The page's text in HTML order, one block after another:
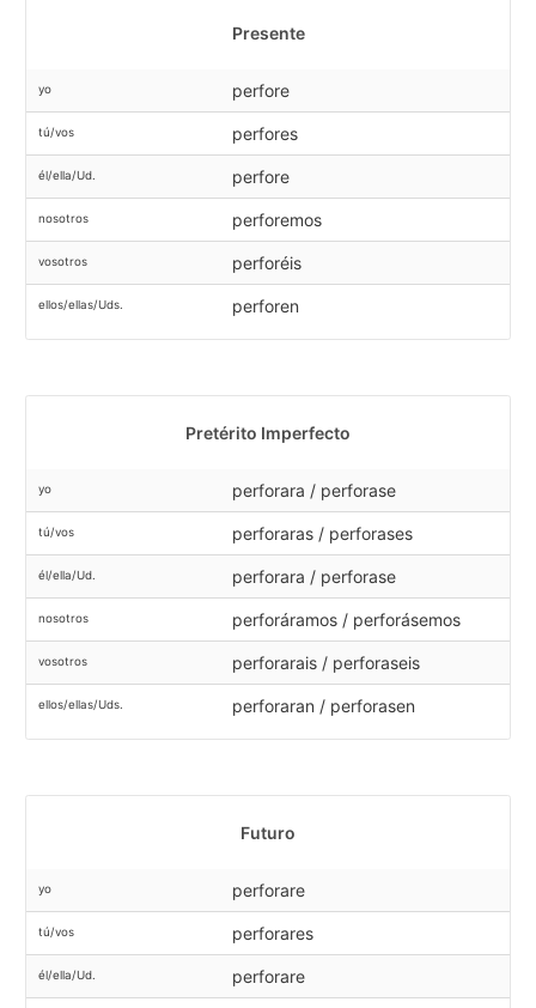
Presente
yo perfore
tú/vos perfores
él/ella/Ud. perfore
nosotros perforemos
vosotros perforéis
ellos/ellas/Uds. perforen
Pretérito Imperfecto
yo perforara / perforase
tú/vos perforaras / perforases
él/ella/Ud. perforara / perforase
nosotros perforáramos / perforásemos
vosotros perforarais / perforaseis
ellos/ellas/Uds. perforaran / perforasen
Futuro
yo perforare
tú/vos perforares
él/ella/Ud. perforare